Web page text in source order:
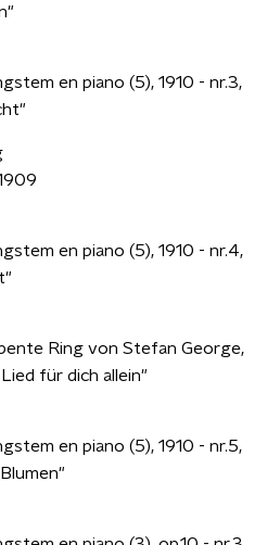
en piano (5), 1910 - nr.3,
en piano (5), 1910 - nr.4,
Ring von Stefan George,
für dich allein"
en piano (5), 1910 - nr.5,